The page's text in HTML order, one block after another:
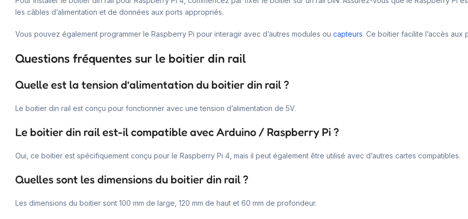
les câbles d’alimentation et de données aux ports appropriés.
Vous pouvez également programmer le Raspberry Pi pour interagir avec d’autres modules ou capteurs. Ce boitier facilite l’accès aux
Questions fréquentes sur le boitier din rail
Quelle est la tension d’alimentation du boitier din rail ?
Le boitier din rail est conçu pour fonctionner avec une tension d’alimentation de 5V.
Le boitier din rail est-il compatible avec Arduino / Raspberry Pi ?
Oui, ce boitier est spécifiquement conçu pour le Raspberry Pi 4, mais il peut également être utilisé avec d’autres cartes compatibles.
Quelles sont les dimensions du boitier din rail ?
Les dimensions du boitier sont 100 mm de large, 120 mm de haut et 60 mm de profondeur.